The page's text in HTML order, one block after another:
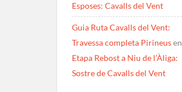
Esposes: Cavalls del Vent
Guia Ruta Cavalls del Vent:
Travessa completa Pirineusen
Etapa Rebost a Niu de l’Àliga:
Sostre de Cavalls del Vent